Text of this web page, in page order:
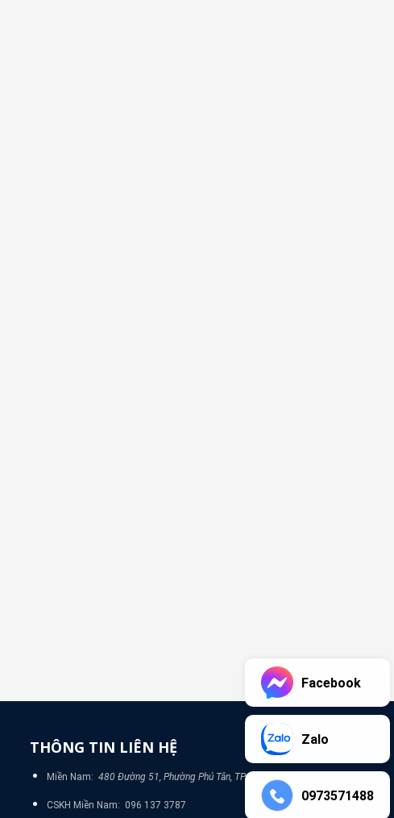
THÔNG TIN LIÊN HỆ
Miền Nam: 480 Đường 51, Phường Phú Tân, TP Bình Dương
CSKH Miền Nam: 096 137 3787
Facebook
Zalo
0973571488